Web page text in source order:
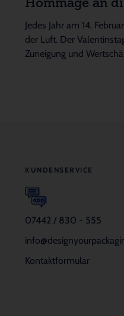
Hommage an
Jedes Jahr am 14.
der Luft. Der
Zuneigung und
KUNDENSERVICE
07442 / 830 - 555
Kontaktformular